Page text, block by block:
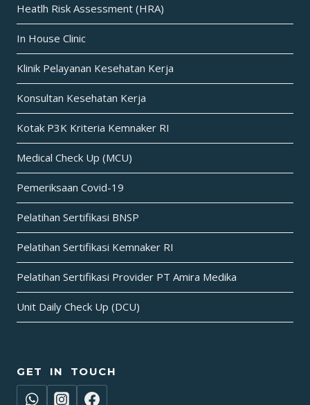
Heatlh Risk Assessment (HRA)
In House Clinic
Klinik Pelayanan Kesehatan Kerja
Konsultan Kesehatan Kerja
Kotak P3K Kriteria Kemnaker RI
Medical Check Up (MCU)
Pemeriksaan Covid-19
Pelatihan Sertifikasi BNSP
Pelatihan Sertifikasi Kemnaker RI
Pelatihan Sertifikasi Provider PT Amira Medika
Unit Daily Check Up (DCU)
GET IN TOUCH